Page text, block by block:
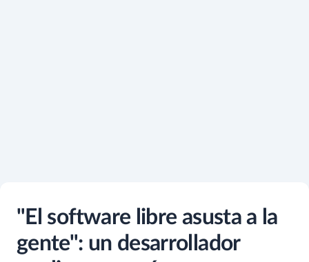
"El software libre asusta a la
gente": un desarrollador